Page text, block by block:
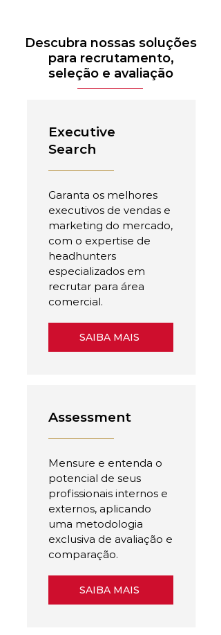
Descubra nossas soluções
para recrutamento,
seleção e avaliação
Executive
Search
Garanta os melhores
executivos de vendas e
marketing do mercado,
com o expertise de
headhunters
especializados em
recrutar para área
comercial.
SAIBA MAIS
Assessment
Mensure e entenda o
potencial de seus
profissionais internos e
externos, aplicando
uma metodologia
exclusiva de avaliação e
comparação.
SAIBA MAIS